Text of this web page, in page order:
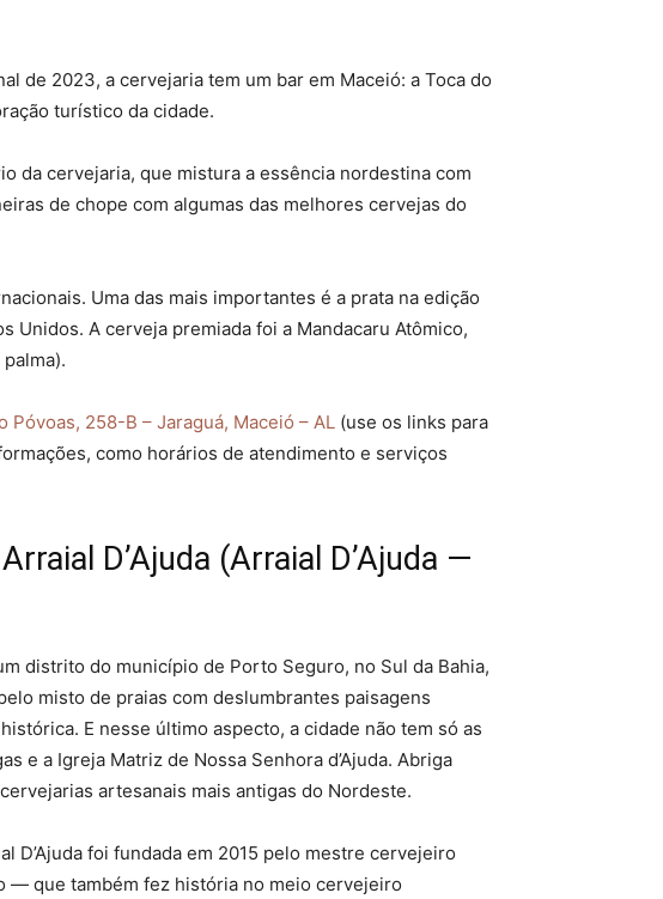
de 2023, a cervejaria tem um bar em Maceió: a Toca do
turístico da cidade.
da cervejaria, que mistura a essência nordestina com
de chope com algumas das melhores cervejas do
Uma das mais importantes é a prata na edição
Unidos. A cerveja premiada foi a Mandacaru Atômico,
Póvoas, 258-B – Jaraguá, Maceió – AL (use os links para
como horários de atendimento e serviços
D’Ajuda (Arraial D’Ajuda —
distrito do município de Porto Seguro, no Sul da Bahia,
misto de praias com deslumbrantes paisagens
E nesse último aspecto, a cidade não tem só as
e a Igreja Matriz de Nossa Senhora d’Ajuda. Abriga
artesanais mais antigas do Nordeste.
D’Ajuda foi fundada em 2015 pelo mestre cervejeiro
— que também fez história no meio cervejeiro